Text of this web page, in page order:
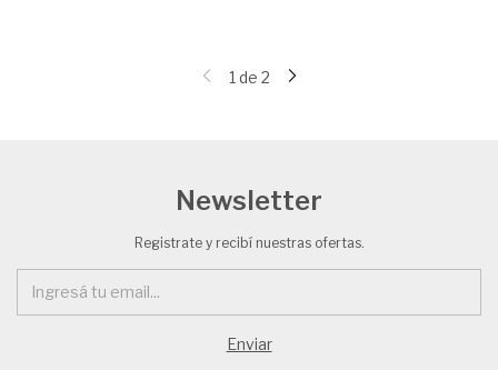
1 de 2
Newsletter
Registrate y recibí nuestras ofertas.